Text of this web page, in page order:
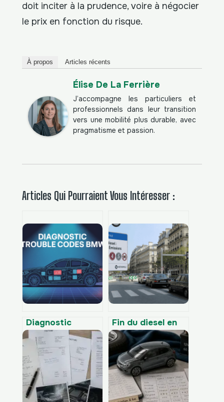
doit inciter à la prudence, voire à négocier
le prix en fonction du risque.
À propos Articles récents
Élise De La Ferrière
J’accompagne les particuliers et
professionnels dans leur transition
vers une mobilité plus durable, avec
pragmatisme et passion.
Articles Qui Pourraient Vous Intéresser :
Diagnostic
trouble codes
bmw : guide
complet pour
comprendre et
agir
Fin du diesel en
France :
calendrier des
restrictions par
ville et
alternatives pour
les conducteurs